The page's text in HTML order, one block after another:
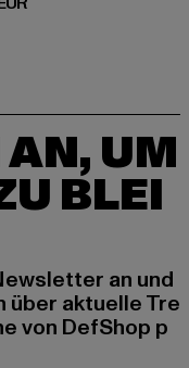
UM
BLEI
an und
aktuelle Tre
von DefShop p